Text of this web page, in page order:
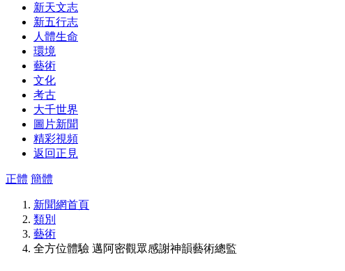
新天文志
新五行志
人體生命
環境
藝術
文化
考古
大千世界
圖片新聞
精彩視頻
返回正見
正體 簡體
新聞網首頁
類別
藝術
全方位體驗 邁阿密觀眾感謝神韻藝術總監